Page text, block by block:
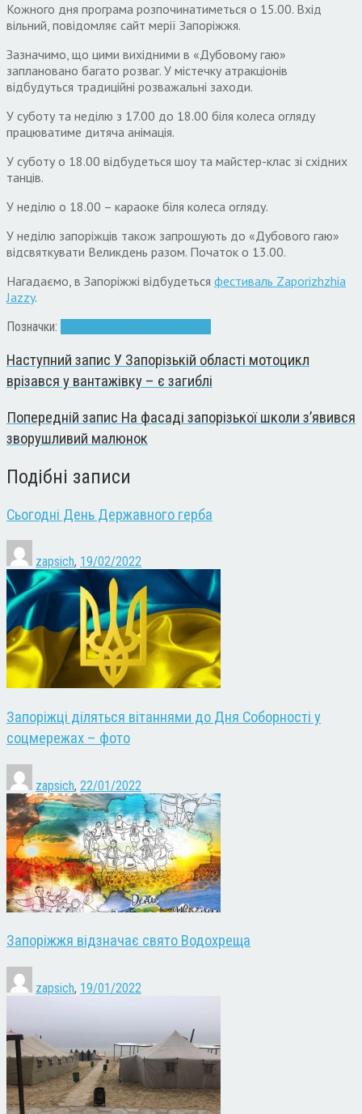
Кожного дня програма розпочинатиметься о 15.00. Вхід
вільний, повідомляє сайт мерії Запоріжжя.
Зазначимо, що цими вихідними в «Дубовому гаю»
заплановано багато розваг. У містечку атракціонів
відбудуться традиційні розважальні заходи.
У суботу та неділю з 17.00 до 18.00 біля колеса огляду
працюватиме дитяча анімація.
У суботу о 18.00 відбудеться шоу та майстер-клас зі східних
танців.
У неділю о 18.00 – караоке біля колеса огляду.
У неділю запоріжців також запрошують до «Дубового гаю»
відсвяткувати Великдень разом. Початок о 13.00.
Нагадаємо, в Запоріжжі відбудеться фестиваль Zaporizhzhia
Jazzy.
Позначки:
Наступний запис У Запорізькій області мотоцикл
врізався у вантажівку – є загиблі
Попередній запис На фасаді запорізької школи з’явився
зворушливий малюнок
Подібні записи
Сьогодні День Державного герба
zapsich, 19/02/2022
Запоріжці діляться вітаннями до Дня Соборності у
соцмережах – фото
zapsich, 22/01/2022
Запоріжжя відзначає свято Водохреща
zapsich, 19/01/2022